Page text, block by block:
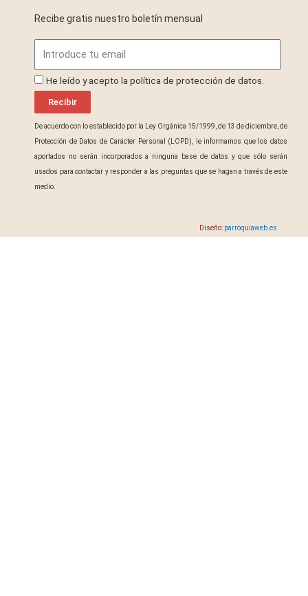
Recibe gratis nuestro boletín mensual
ProteccionDatos
He leído y acepto la política de protección de datos.
Recibir
De acuerdo con lo establecido por la Ley Orgánica 15/1999, de 13 de diciembre, de
Protección de Datos de Carácter Personal (LOPD), le informamos que los datos
aportados no serán incorporados a ninguna base de datos y que sólo serán
usados para contactar y responder a las preguntas que se hagan a través de este
medio.
Diseño: parroquiaweb.es